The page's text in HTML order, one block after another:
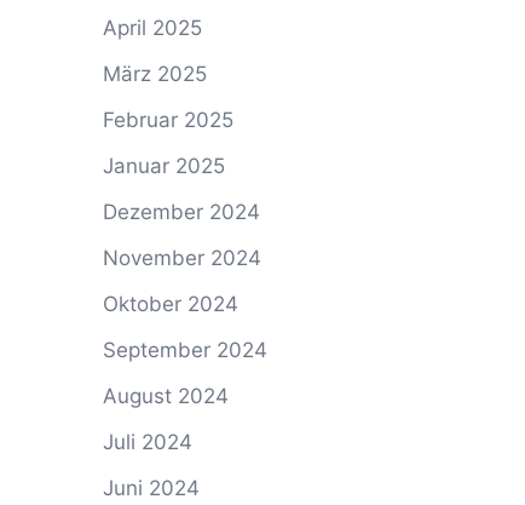
April 2025
März 2025
Februar 2025
Januar 2025
Dezember 2024
November 2024
Oktober 2024
September 2024
August 2024
Juli 2024
Juni 2024